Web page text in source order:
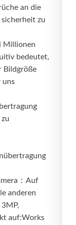
an die
zu
Millionen
bedeutet,
Bildgröße
uns
：Auf
anderen
auf:Works